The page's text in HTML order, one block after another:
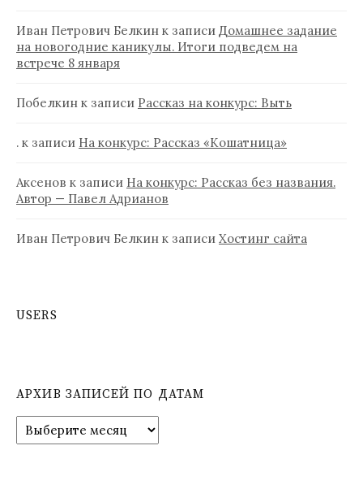
Иван Петрович Белкин к записи Домашнее задание
на новогодние каникулы. Итоги подведем на
встрече 8 января
Побелкин к записи Рассказ на конкурс: Выть
. к записи На конкурс: Рассказ «Кошатница»
Аксенов к записи На конкурс: Рассказ без названия.
Автор — Павел Адрианов
Иван Петрович Белкин к записи Хостинг сайта
USERS
АРХИВ ЗАПИСЕЙ ПО ДАТАМ
р